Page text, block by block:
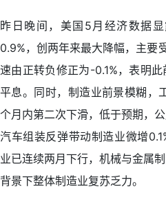
昨日晚间，美国5月经济数据
0.9%，创两年来最大降幅，主要
速由正转负修正为-0.1%，表明
平息。同时，制造业前景模糊，
个月内第二次下滑，低于预期，
汽车组装反弹带动制造业微增
业已连续两月下行，机械与金属
背景下整体制造业复苏乏力。